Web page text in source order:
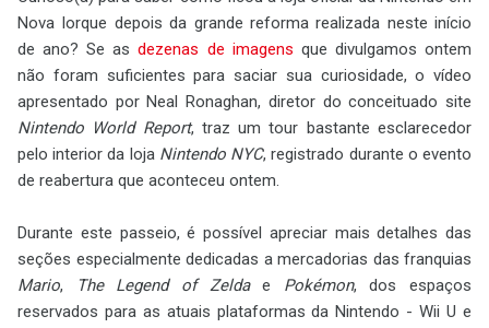
Nova Iorque depois da grande reforma realizada neste início
de ano? Se asdezenas de imagens que divulgamos ontem
não foram suficientes para saciar sua curiosidade, o vídeo
apresentado por Neal Ronaghan, diretor do conceituado site
Nintendo World Report, traz um tour bastante esclarecedor
pelo interior da loja Nintendo NYC, registrado durante o evento
de reabertura que aconteceu ontem.
Durante este passeio, é possível apreciar mais detalhes das
seções especialmente dedicadas a mercadorias das franquias
Mario, The Legend of Zeldae Pokémon, dos espaços
reservados para as atuais plataformas da Nintendo - Wii U e